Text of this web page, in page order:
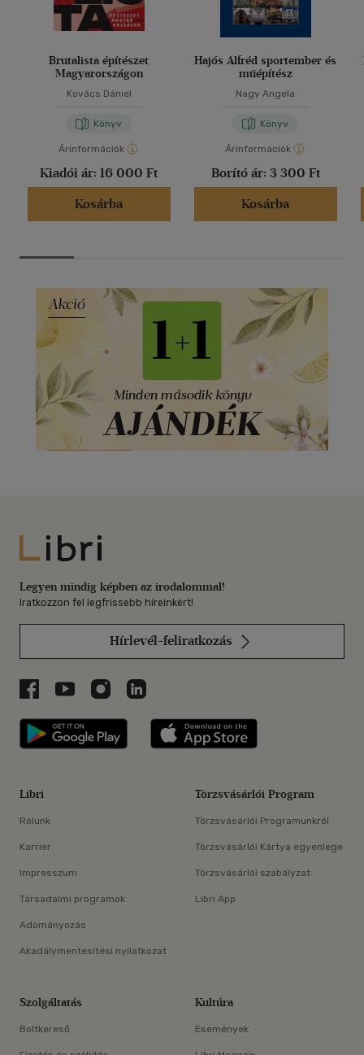
Brutalista építészet
Magyarországon
Kovács Dániel
Könyv
Árinformációk
Kiadói ár: 16 000 Ft
Kosárba
Hajós Alfréd sportember és
műépítész
Nagy Angela
Könyv
Árinformációk
Borító ár: 3 300 Ft
Kosárba
Libri
Legyen mindig képben az irodalommal!
Iratkozzon fel legfrissebb híreinkért!
Hírlevél-feliratkozás
Libri a Facebookon
Libri a Youtube-on
Libri az Instagramon
Libri a LinkedInen
Libri applikáció Szerezd meg: Google
Libri
Rólunk
Karrier
Impresszum
Társadalmi programok
Adományozás
Akadálymentesítési nyilatkozat
Törzsvásárlói Program
Törzsvásárlói Programunkról
Törzsvásárlói Kártya egyenlege
Törzsvásárlói szabályzat
Libri App
Szolgáltatás
Boltkereső
Kultúra
Események